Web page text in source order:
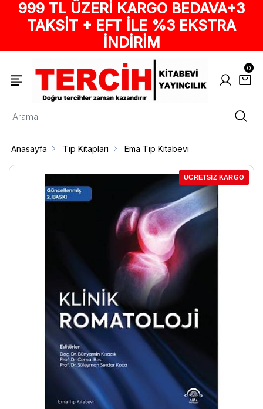
999 TL ÜZERİ KARGO BEDAVA+3
TAKSİT + EFT İLE %3 EKSTRA
İNDİRİM
0
Anasayfa Tıp Kitapları Ema Tıp Kitabevi
ÜCRETSİZ KARGO